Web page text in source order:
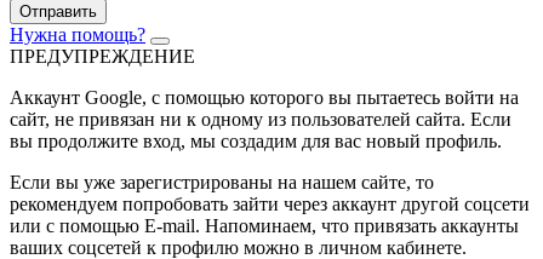
Отправить
Нужна помощь?
ПРЕДУПРЕЖДЕНИЕ
Аккаунт Google, с помощью которого вы пытаетесь войти на
сайт, не привязан ни к одному из пользователей сайта. Если
вы продолжите вход, мы создадим для вас новый профиль.
Если вы уже зарегистрированы на нашем сайте, то
рекомендуем попробовать зайти через аккаунт другой соцсети
или с помощью E-mail. Напоминаем, что привязать аккаунты
ваших соцсетей к профилю можно в личном кабинете.